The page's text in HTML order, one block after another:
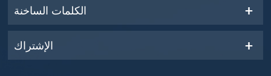
الكلمات الساخنة
الإشتراك